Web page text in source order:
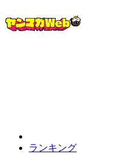
ランキング